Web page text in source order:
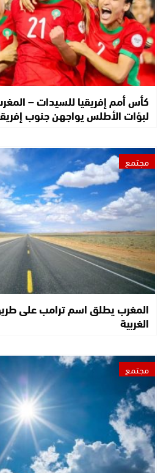
لبؤات الأطلس يواجهن جنوب
مجتمع
المغرب يطلق اسم ترامب على
الغربية
مجتمع